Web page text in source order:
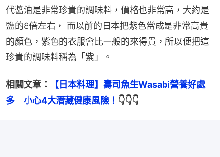
代醬油是非常珍貴的調味料，價格也非常高，大約是
鹽的8倍左右， 而以前的日本把紫色當成是非常高貴
的顏色，紫色的衣服會比一般的來得貴，所以便把這
珍貴的調味料稱為「紫」。
相關文章：
【日本料理】壽司魚生Wasabi營養好處
多　小心4大潛藏健康風險！ 👇👇👇